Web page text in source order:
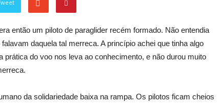
então um piloto de paraglider recém formado. Não entendia
daquela tal merreca. A princípio achei que tinha algo
prática do voo nos leva ao conhecimento, e não durou muito
da solidariedade baixa na rampa. Os pilotos ficam cheios